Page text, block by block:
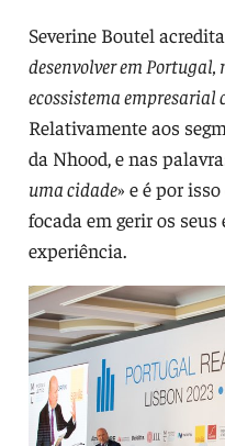
Severine Boutel
desenvolver em Portugal,
ecossistema empresarial
Relativamente aos
da Nhood, e nas
uma cidade» e é por
focada em gerir os
experiência.